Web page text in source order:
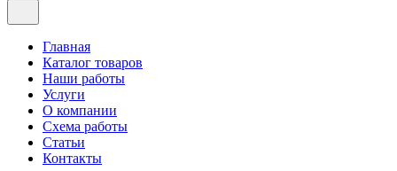
Главная
Каталог товаров
Наши работы
Услуги
О компании
Схема работы
Статьи
Контакты